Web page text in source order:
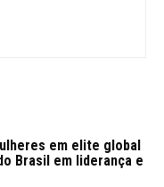
em elite global
Brasil em liderança e